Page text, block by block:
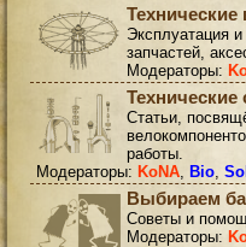
Эксплуатация
запчастей,
Модераторы:
Технические
Статьи,
работы.
Модераторы: KoNA, Bio,
Выбираем
Советы и
Модераторы: